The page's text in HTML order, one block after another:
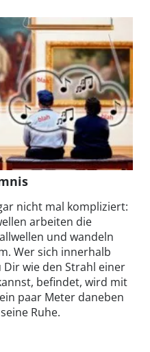
nicht mal kompliziert:
arbeiten die
und wandeln
Wer sich innerhalb
Dir wie den Strahl einer
befindet, wird mit
paar Meter daneben
Ruhe.